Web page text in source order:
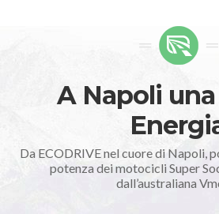
A Napoli
Da ECODRIVE nel cuore di Napoli,
potenza dei motocicli Super
dall’australiana